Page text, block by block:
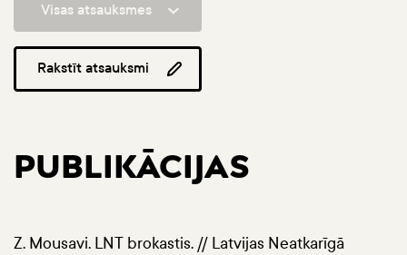
Visas atsauksmes
Rakstīt atsauksmi
PUBLIKĀCIJAS
Z. Mousavi. LNT brokastis. // Latvijas Neatkarīgā